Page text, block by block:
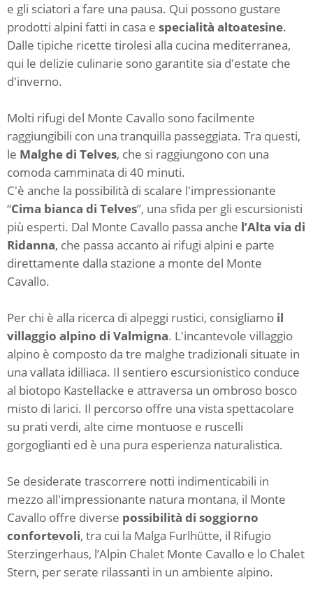
e gli sciatori a fare una pausa. Qui possono gustare
prodotti alpini fatti in casa e specialità altoatesine.
Dalle tipiche ricette tirolesi alla cucina mediterranea,
qui le delizie culinarie sono garantite sia d'estate che
d'inverno.
Molti rifugi del Monte Cavallo sono facilmente
raggiungibili con una tranquilla passeggiata. Tra questi,
le Malghe di Telves, che si raggiungono con una
comoda camminata di 40 minuti.
C'è anche la possibilità di scalare l'impressionante
“Cima bianca di Telves”, una sfida per gli escursionisti
più esperti. Dal Monte Cavallo passa anche l’Alta via di
Ridanna, che passa accanto ai rifugi alpini e parte
direttamente dalla stazione a monte del Monte
Cavallo.
Per chi è alla ricerca di alpeggi rustici, consigliamo il
villaggio alpino di Valmigna. L'incantevole villaggio
alpino è composto da tre malghe tradizionali situate in
una vallata idilliaca. Il sentiero escursionistico conduce
al biotopo Kastellacke e attraversa un ombroso bosco
misto di larici. Il percorso offre una vista spettacolare
su prati verdi, alte cime montuose e ruscelli
gorgoglianti ed è una pura esperienza naturalistica.
Se desiderate trascorrere notti indimenticabili in
mezzo all'impressionante natura montana, il Monte
Cavallo offre diverse possibilità di soggiorno
confortevoli, tra cui la Malga Furlhütte, il Rifugio
Sterzingerhaus, l’Alpin Chalet Monte Cavallo e lo Chalet
Stern, per serate rilassanti in un ambiente alpino.